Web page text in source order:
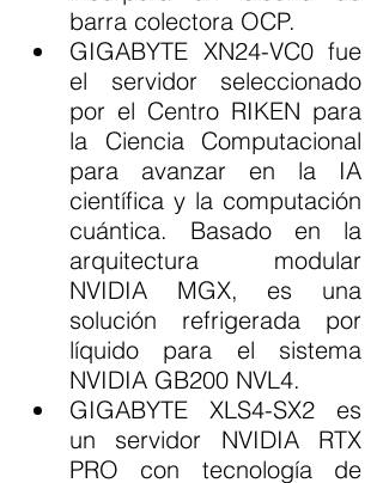
barra colectora OCP.
GIGABYTE XN24-VC0 fue
el servidor seleccionado
por el Centro RIKEN para
la Ciencia Computacional
para avanzar en la IA
científica y la computación
cuántica. Basado en la
arquitectura modular
NVIDIA MGX, es una
solución refrigerada por
líquido para el sistema
NVIDIA GB200 NVL4.
GIGABYTE XLS4-SX2 es
un servidor NVIDIA RTX
PRO con tecnología de